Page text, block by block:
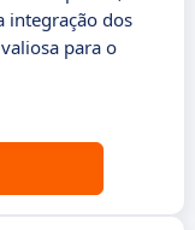
integração dos
para o